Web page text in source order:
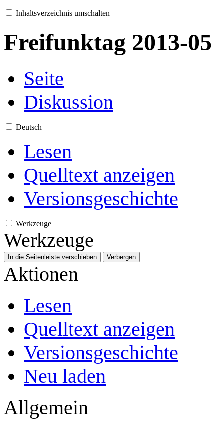
Inhaltsverzeichnis umschalten
Freifunktag 2013-05
Seite
Diskussion
Deutsch
Lesen
Quelltext anzeigen
Versionsgeschichte
Werkzeuge
Werkzeuge
In die Seitenleiste verschieben Verbergen
Aktionen
Lesen
Quelltext anzeigen
Versionsgeschichte
Neu laden
Allgemein